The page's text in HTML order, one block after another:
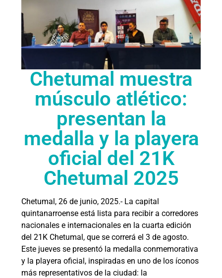
Chetumal muestra
músculo atlético:
presentan la
medalla y la playera
oficial del 21K
Chetumal 2025
Chetumal, 26 de junio, 2025.­- La capital
quintanarroense está lista para recibir a corredores
nacionales e internacionales en la cuarta edición
del 21K Chetumal, que se correrá el 3 de agosto.
Este jueves se presentó la medalla conmemorativa
y la playera oficial, inspiradas en uno de los íconos
más representativos de la ciudad: la